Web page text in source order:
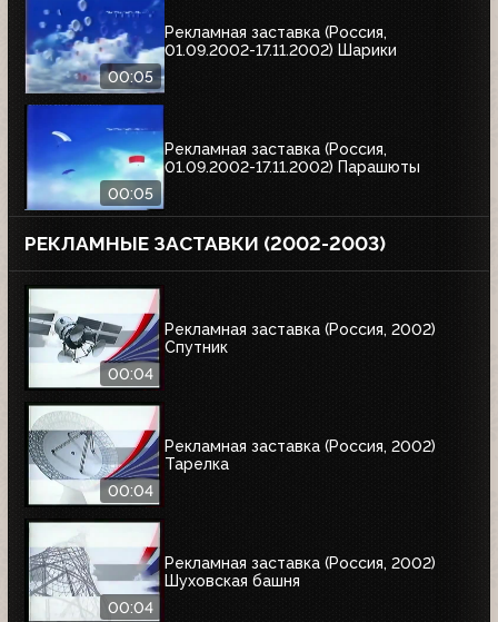
00:05
Рекламная заставка (Россия,
01.09.2002-17.11.2002) Шарики
00:05
Рекламная заставка (Россия,
01.09.2002-17.11.2002) Парашюты
РЕКЛАМНЫЕ ЗАСТАВКИ (2002-2003)
00:04
Рекламная заставка (Россия, 2002)
Спутник
00:04
Рекламная заставка (Россия, 2002)
Тарелка
00:04
Рекламная заставка (Россия, 2002)
Шуховская башня